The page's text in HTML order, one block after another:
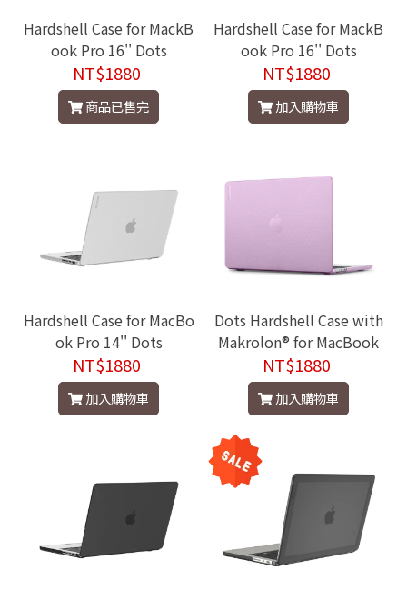
Hardshell Case for MackB
ook Pro 16'' Dots
NT$1880
商品已售完
Hardshell Case for MackB
ook Pro 16'' Dots
NT$1880
加入購物車
Hardshell Case for MacBo
ok Pro 14'' Dots
NT$1880
加入購物車
Dots Hardshell Case with
Makrolon® for MacBook
Air 13"(M2-M5, 2022-202
5)
NT$1880
加入購物車